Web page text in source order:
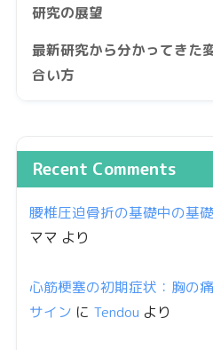
研究の展望
最新研究から分かってきた
合い方
Recent Comments
腰椎圧迫骨折の基礎中の基
ママ より
心筋梗塞の初期症状：胸の
サイン に Tendou より